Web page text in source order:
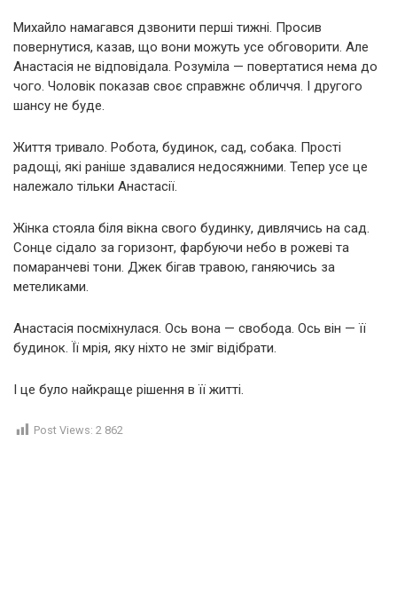
Михайло намагався дзвонити перші тижні. Просив
повернутися, казав, що вони можуть усе обговорити. Але
Анастасія не відповідала. Розуміла — повертатися нема до
чого. Чоловік показав своє справжнє обличчя. І другого
шансу не буде.
Життя тривало. Робота, будинок, сад, собака. Прості
радощі, які раніше здавалися недосяжними. Тепер усе це
належало тільки Анастасії.
Жінка стояла біля вікна свого будинку, дивлячись на сад.
Сонце сідало за горизонт, фарбуючи небо в рожеві та
помаранчеві тони. Джек бігав травою, ганяючись за
метеликами.
Анастасія посміхнулася. Ось вона — свобода. Ось він — її
будинок. Її мрія, яку ніхто не зміг відібрати.
І це було найкраще рішення в її житті.
Post Views: 2 862